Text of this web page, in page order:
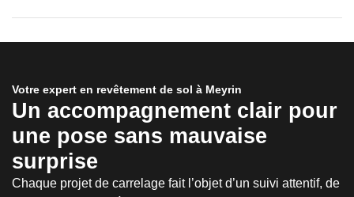
Votre expert en revêtement de sol à Meyrin
Un accompagnement clair pour
une pose sans mauvaise
surprise
Chaque projet de carrelage fait l’objet d’un suivi attentif, de